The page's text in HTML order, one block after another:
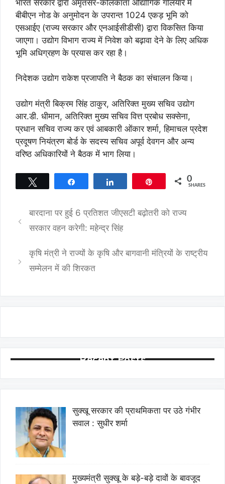
भारत सरकार द्वारा अमृतसर-कोलकाता औद्योगिक गलियारे में
बीबीएन नोड के अनुमोदन के उपरान्त 1024 एकड़ भूमि को
एसआईए (राज्य सरकार और एनआईसीडीसी) द्वारा विकसित किया
जाएगा। उद्योग विभाग राज्य में निवेश को बढ़ावा देने के लिए अधिक
भूमि अधिग्रहण के प्रयास कर रहा है।
निदेशक उद्योग राकेश प्रजापति ने बैठक का संचालन किया।
उद्योग मंत्री बिक्रम सिंह ठाकुर, अतिरिक्त मुख्य सचिव उद्योग
आर.डी. धीमान, अतिरिक्त मुख्य सचिव वित्त प्रबोध सक्सेना,
प्रधान सचिव राज्य कर एवं आबकारी ओंकार शर्मा, हिमाचल प्रदेश
प्रदूषण नियंत्रण बोर्ड के सदस्य सचिव अपूर्व देवगन और अन्य
वरिष्ठ अधिकारियों ने बैठक में भाग लिया।
0
SHARES
बारदाना पर हुई 6 प्रतिशत जीएसटी बढ़ोतरी को राज्य
सरकार वहन करेगी: महेन्द्र सिंह
कृषि मंत्री ने राज्यों के कृषि और बागवानी मंत्रियों के राष्ट्रीय
सम्मेलन में की शिरकत
Recent Posts
सुक्खू सरकार की प्राथमिकता पर उठे गंभीर
सवाल : सुधीर शर्मा
मुख्यमंत्री सुक्खू के बड़े-बड़े दावों के बावजूद